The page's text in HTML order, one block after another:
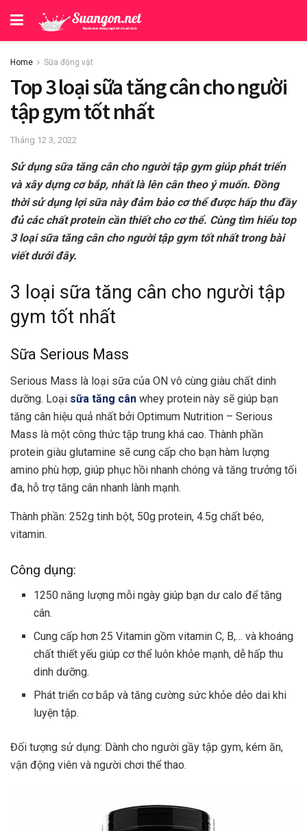
Home Sữa động vật
Top 3 loại sữa tăng cân cho người
tập gym tốt nhất
Tháng 12 3, 2022
Sử dụng sữa tăng cân cho người tập gym giúp phát triển
và xây dựng cơ bắp, nhất là lên cân theo ý muốn. Đồng
thời sử dụng lợi sữa này đảm bảo cơ thể được hấp thu đầy
đủ các chất protein cần thiết cho cơ thể. Cùng tìm hiểu top
3 loại sữa tăng cân cho người tập gym tốt nhất trong bài
viết dưới đây.
3 loại sữa tăng cân cho người tập
gym tốt nhất
Sữa Serious Mass
Serious Mass là loại sữa của ON vô cùng giàu chất dinh
dưỡng. Loại sữa tăng cân whey protein này sẽ giúp bạn
tăng cân hiệu quả nhất bởi Optimum Nutrition – Serious
Mass là một công thức tập trung khá cao. Thành phần
protein giàu glutamine sẽ cung cấp cho bạn hàm lượng
amino phù hợp, giúp phục hồi nhanh chóng và tăng trưởng tối
đa, hỗ trợ tăng cân nhanh lành mạnh.
Thành phần: 252g tinh bột, 50g protein, 4.5g chất béo,
vitamin.
Công dụng:
1250 năng lượng mỗi ngày giúp bạn dư calo để tăng
cân.
Cung cấp hơn 25 Vitamin gồmvitamin C, B,… và khoáng
chất thiết yếu giúp cơ thể luôn khỏe mạnh, dễ hấp thu
dinh dưỡng.
Phát triển cơ bắp và tăng cường sức khỏe dẻo dai khi
luyện tập.
Đối tượng sử dụng: Dành cho người gầy tập gym, kém ăn,
vận động viên và người chơi thể thao.